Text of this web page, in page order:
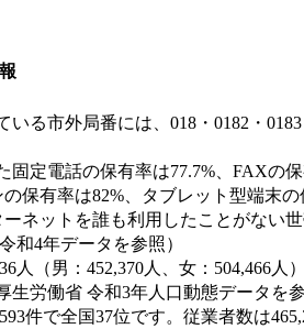
る市外局番には、018・0182・
固定電話の保有率は77.7%、FAXの
保有率は82%、タブレット型端末
ネットを誰も利用したことがない
和4年データを参照）
人（男：452,370人、女：504,466人
生労働省 令和3年人口動態データを
件で全国37位です。従業者数は